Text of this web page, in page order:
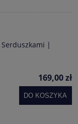
Serduszkami |
169,00 zł
DO KOSZYKA